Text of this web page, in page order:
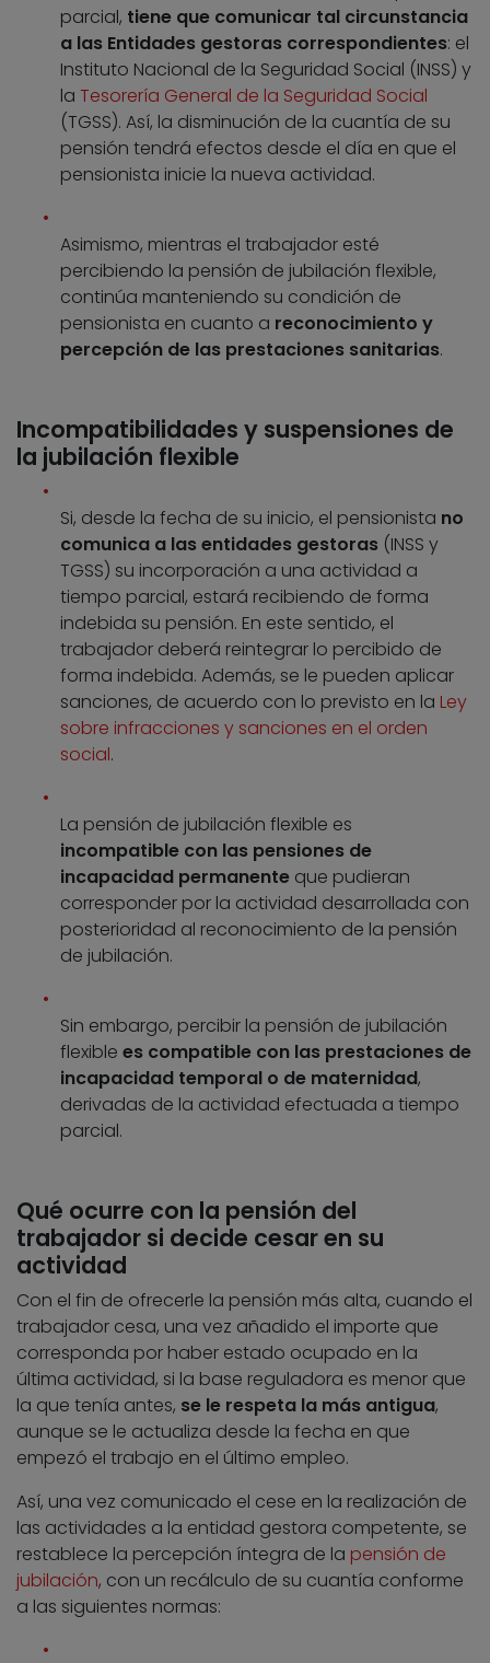
parcial, tiene que comunicar tal circunstancia
a las Entidades gestoras correspondientes: el
Instituto Nacional de la Seguridad Social (INSS) y
la Tesorería General de la Seguridad Social
(TGSS). Así, la disminución de la cuantía de su
pensión tendrá efectos desde el día en que el
pensionista inicie la nueva actividad.
Asimismo, mientras el trabajador esté
percibiendo la pensión de jubilación flexible,
continúa manteniendo su condición de
pensionista en cuanto a reconocimiento y
percepción de las prestaciones sanitarias.
Incompatibilidades y suspensiones de
la jubilación flexible
Si, desde la fecha de su inicio, el pensionista no
comunica a las entidades gestoras (INSS y
TGSS) su incorporación a una actividad a
tiempo parcial, estará recibiendo de forma
indebida su pensión. En este sentido, el
trabajador deberá reintegrar lo percibido de
forma indebida. Además, se le pueden aplicar
sanciones, de acuerdo con lo previsto en la Ley
sobre infracciones y sanciones en el orden
social.
La pensión de jubilación flexible es
incompatible con las pensiones de
incapacidad permanente que pudieran
corresponder por la actividad desarrollada con
posterioridad al reconocimiento de la pensión
de jubilación.
Sin embargo, percibir la pensión de jubilación
flexible es compatible con las prestaciones de
incapacidad temporal o de maternidad,
derivadas de la actividad efectuada a tiempo
parcial.
Qué ocurre con la pensión del
trabajador si decide cesar en su
actividad
Con el fin de ofrecerle la pensión más alta, cuando el
trabajador cesa, una vez añadido el importe que
corresponda por haber estado ocupado en la
última actividad, si la base reguladora es menor que
la que tenía antes, se le respeta la más antigua,
aunque se le actualiza desde la fecha en que
empezó el trabajo en el último empleo.
Así, una vez comunicado el cese en la realización de
las actividades a la entidad gestora competente, se
restablece la percepción íntegra de la pensión de
jubilación, con un recálculo de su cuantía conforme
a las siguientes normas: